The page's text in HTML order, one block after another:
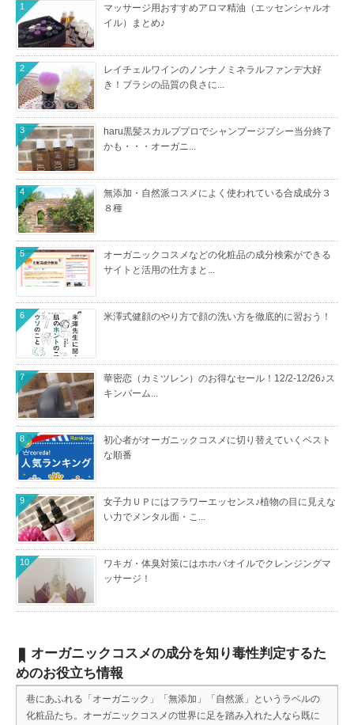
マッサージ用おすすめアロマ精油（エッセンシャルオ
イル）まとめ♪
1
レイチェルワインのノンナノミネラルファンデ大好
き！ブラシの品質の良さに...
2
haru黒髪スカルププロでシャンプージプシー当分終了
かも・・・オーガニ...
3
無添加・自然派コスメによく使われている合成成分３
８種
4
オーガニックコスメなどの化粧品の成分検索ができる
サイトと活用の仕方まと...
5
米澤式健顔のやり方で顔の洗い方を徹底的に習おう！
6
華密恋（カミツレン）のお得なセール！12/2-12/26♪ス
キンバーム...
7
初心者がオーガニックコスメに切り替えていくベスト
な順番
8
女子力ＵＰにはフラワーエッセンス♪植物の目に見えな
い力でメンタル面・こ...
9
ワキガ・体臭対策にはホホバオイルでクレンジングマ
ッサージ！
10
オーガニックコスメの成分を知り毒性判定するた
めのお役立ち情報
巷にあふれる「オーガニック」「無添加」「自然派」というラベルの
化粧品たち。オーガニックコスメの世界に足を踏み入れた人なら既に